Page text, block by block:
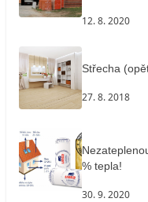
12. 8. 2020
Střecha
27. 8. 2018
% tepla!
30. 9. 2020